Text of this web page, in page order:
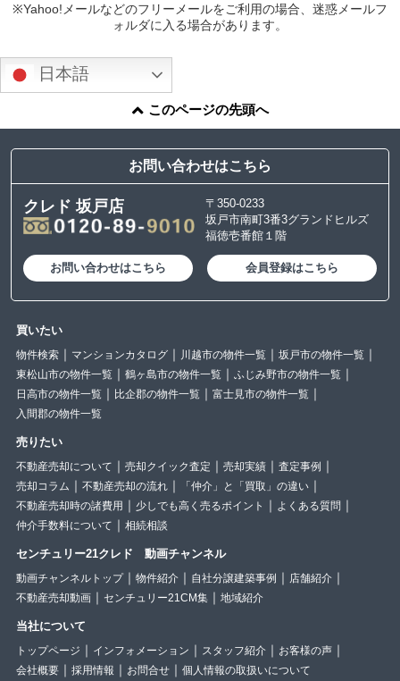
※Yahoo!メールなどのフリーメールをご利用の場合、迷惑メールフ
ォルダに入る場合があります。
日本語
このページの先頭へ
お問い合わせはこちら
クレド 坂戸店
〒350-0233
坂戸市南町3番3グランドヒルズ
福徳壱番館１階
お問い合わせはこちら 会員登録はこちら
買いたい
物件検索 マンションカタログ 川越市の物件一覧
坂戸市の物件一覧
東松山市の物件一覧
鶴ヶ島市の物件一覧
ふじみ野市の物件一覧
日高市の物件一覧
比企郡の物件一覧
富士見市の物件一覧
入間郡の物件一覧
売りたい
不動産売却について 売却クイック査定 売却実績
査定事例
売却コラム
不動産売却の流れ
「仲介」と「買取」の違い
不動産売却時の諸費用
少しでも高く売るポイント
よくある質問
仲介手数料について
相続相談
センチュリー21クレド 動画チャンネル
動画チャンネルトップ 物件紹介 自社分譲建築事例
店舗紹介
不動産売却動画
センチュリー21CM集 地域紹介
当社について
トップページ インフォメーション スタッフ紹介
お客様の声
会社概要
採用情報 お問合せ 個人情報の取扱いについて